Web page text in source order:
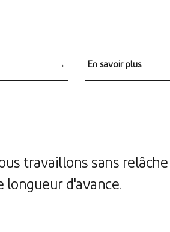
→ Uniformes
En savoir plus
travaillons sans relâche
d'avance.